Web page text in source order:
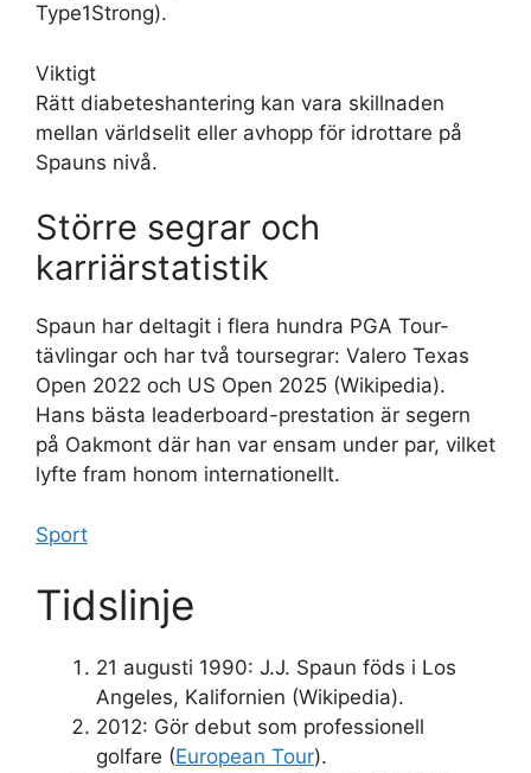
Type1Strong).
Viktigt
Rätt diabeteshantering kan vara skillnaden
mellan världselit eller avhopp för idrottare på
Spauns nivå.
Större segrar och
karriärstatistik
Spaun har deltagit i flera hundra PGA Tour-
tävlingar och har två toursegrar: Valero Texas
Open 2022 och US Open 2025 (Wikipedia).
Hans bästa leaderboard-prestation är segern
på Oakmont där han var ensam under par, vilket
lyfte fram honom internationellt.
Sport
Tidslinje
21 augusti 1990: J.J. Spaun föds i Los
Angeles, Kalifornien (Wikipedia).
2012: Gör debut som professionell
golfare (European Tour).